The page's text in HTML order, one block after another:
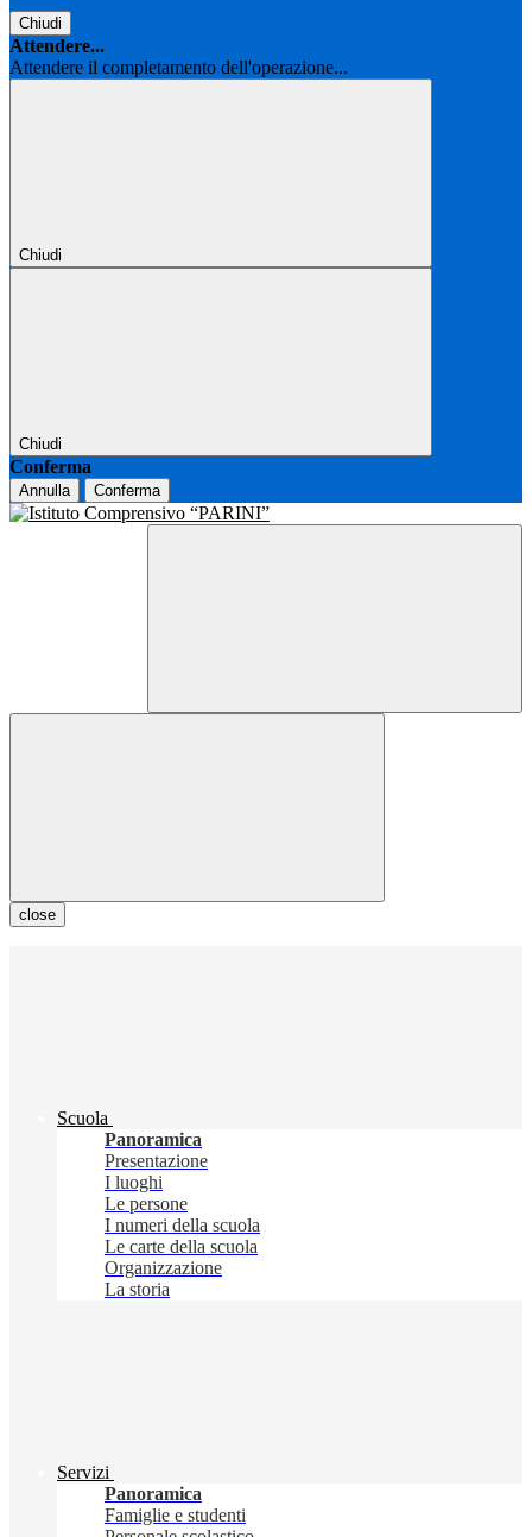
Chiudi
Attendere...
Attendere il completamento dell'operazione...
Chiudi
Chiudi
Conferma
Annulla Conferma
close
Scuola
Panoramica
Presentazione
I luoghi
Le persone
I numeri della scuola
Le carte della scuola
Organizzazione
La storia
Servizi
Panoramica
Famiglie e studenti